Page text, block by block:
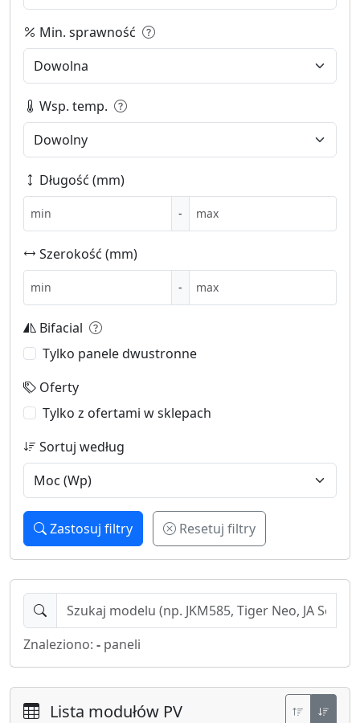
Min. sprawność
Wsp. temp.
Długość (mm)
-
Szerokość (mm)
-
Bifacial
Tylko panele dwustronne
Oferty
Tylko z ofertami w sklepach
Sortuj według
Zastosuj filtry Resetuj filtry
Znaleziono: - paneli
Lista modułów PV